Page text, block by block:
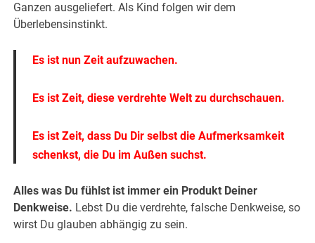
Ganzen ausgeliefert. Als Kind folgen wir dem
Überlebensinstinkt.
Es ist nun Zeit aufzuwachen.
Es ist Zeit, diese verdrehte Welt zu durchschauen.
Es ist Zeit, dass Du Dir selbst die Aufmerksamkeit
schenkst, die Du im Außen suchst.
Alles was Du fühlst ist immer ein Produkt Deiner
Denkweise. Lebst Du die verdrehte, falsche Denkweise, so
wirst Du glauben abhängig zu sein.